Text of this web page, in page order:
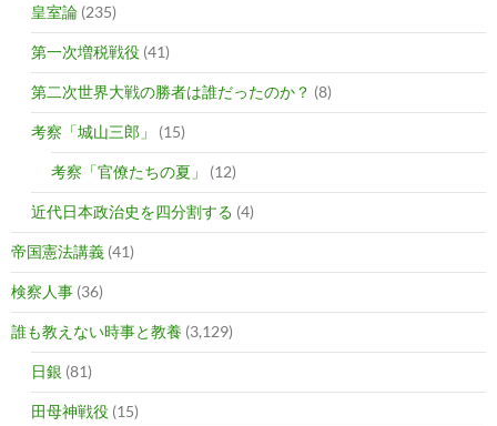
皇室論 (235)
第一次増税戦役 (41)
第二次世界大戦の勝者は誰だったのか？ (8)
考察「城山三郎」 (15)
考察「官僚たちの夏」 (12)
近代日本政治史を四分割する (4)
帝国憲法講義 (41)
検察人事 (36)
誰も教えない時事と教養 (3,129)
日銀 (81)
田母神戦役 (15)